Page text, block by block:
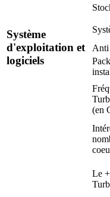
Système
d'exploitation et
logiciels
Anti
(en
Le